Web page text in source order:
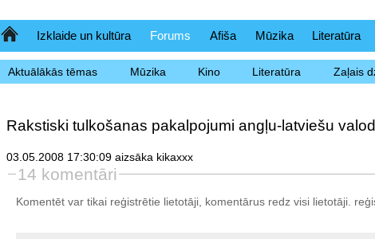
SākumlapaIzklaide un kultūra Forums Afiša Mūzika Literatūra
Aktuālākās tēmas Mūzika Kino Literatūra Zaļais
Rakstiski tulkošanas pakalpojumi angļu-latviešu
03.05.2008 17:30:09 aizsāka kikaxxx
14 komentāri
Komentēt var tikai reģistrētie lietotāji, komentārus redz visi lietotāji.